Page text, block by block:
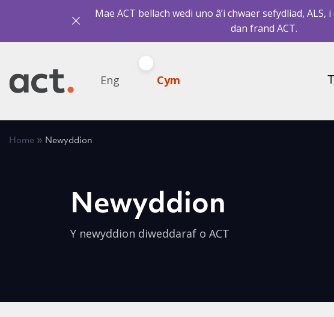
Mae ACT bellach wedi uno â’i chwaer sefydliad, ALS,
dan frand ACT.
Eng Cym
Home » Newyddion
Newyddion
Y newyddion diweddaraf o ACT